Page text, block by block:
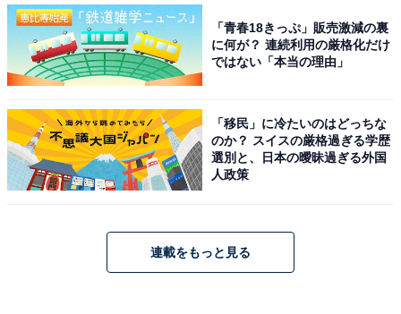
「青春18きっぷ」販売激減の裏
に何が？ 連続利用の厳格化だけ
ではない「本当の理由」
「移民」に冷たいのはどっちな
のか？ スイスの厳格過ぎる学歴
選別と、日本の曖昧過ぎる外国
人政策
連載をもっと見る